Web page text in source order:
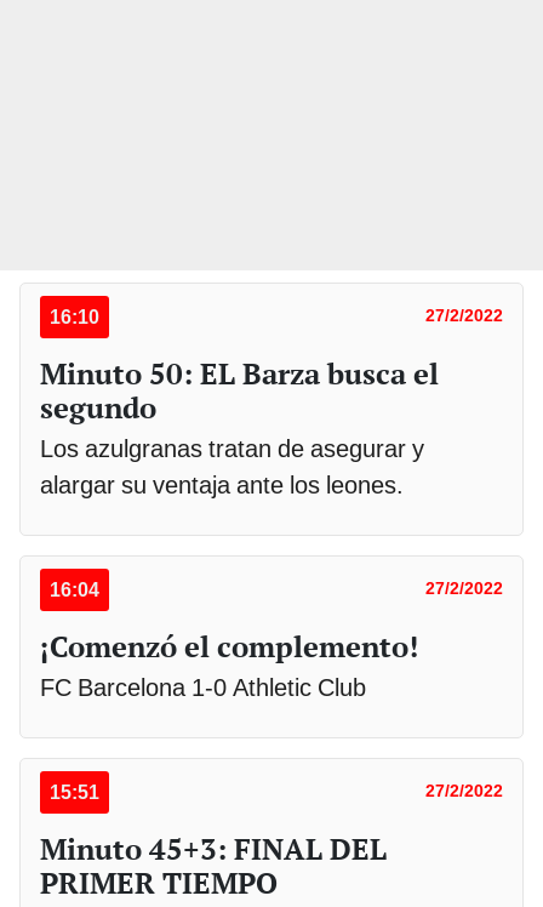
16:10 27/2/2022
Minuto 50: EL Barza busca el
segundo
Los azulgranas tratan de asegurar y
alargar su ventaja ante los leones.
16:04 27/2/2022
¡Comenzó el complemento!
FC Barcelona 1-0 Athletic Club
15:51 27/2/2022
Minuto 45+3: FINAL DEL
PRIMER TIEMPO